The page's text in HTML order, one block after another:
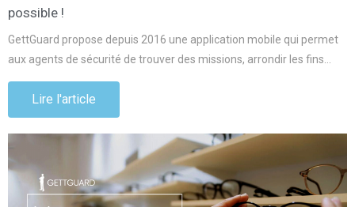
possible !
GettGuard propose depuis 2016 une application mobile qui permet
aux agents de sécurité de trouver des missions, arrondir les fins…
Lire l'article